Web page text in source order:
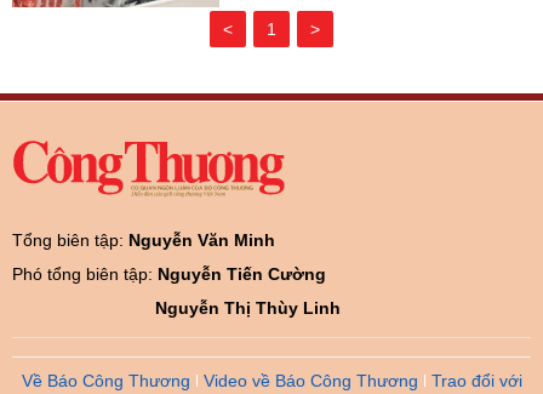
< 1 >
Tổng biên tập: Nguyễn Văn Minh
Phó tổng biên tập: Nguyễn Tiến Cường
Nguyễn Thị Thùy Linh
Về Báo Công Thương Video về Báo Công Thương
Trao đổi với